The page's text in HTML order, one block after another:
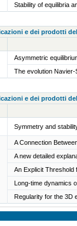
Stability of equilibria
e dei prodotti
Asymmetric
The evolution
e dei prodotti
Symmetry and
A Connection
A new detailed
An Explicit
Long-time dynamics
Regularity for the 3D